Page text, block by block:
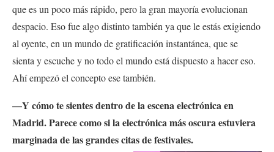
que es un poco más rápido, pero la gran mayoría evolucionan
despacio. Eso fue algo distinto también ya que le estás exigiendo
al oyente, en un mundo de gratificación instantánea, que se
sienta y escuche y no todo el mundo está dispuesto a hacer eso.
Ahí empezó el concepto ese también.
—Y cómo te sientes dentro de la escena electrónica en
Madrid. Parece como si la electrónica más oscura estuviera
marginada de las grandes citas de festivales.